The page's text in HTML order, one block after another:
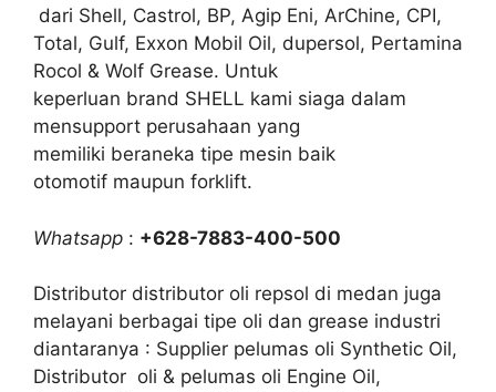
dari Shell, Castrol, BP, Agip Eni, ArChine, CPI,
Total, Gulf, Exxon Mobil Oil, dupersol, Pertamina
Rocol & Wolf Grease. Untuk
keperluan brand SHELL kami siaga dalam
mensupport perusahaan yang
memiliki beraneka tipe mesin baik
otomotif maupun forklift.
Whatsapp : +628-7883-400-500
Distributor distributor oli repsol di medan juga
melayani berbagai tipe oli dan grease industri
diantaranya : Supplier pelumas oli Synthetic Oil,
Distributor oli & pelumas oli Engine Oil,